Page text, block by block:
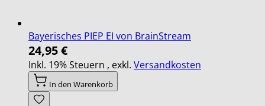
Bayerisches PIEP EI von BrainStream
24,95 €
Inkl. 19% Steuern , exkl. Versandkosten
In den Warenkorb